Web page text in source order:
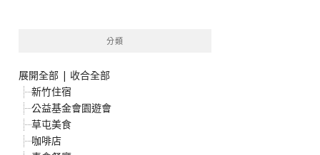
分類
展開全部 | 收合全部
新竹住宿
公益基金會園遊會
草屯美食
咖啡店